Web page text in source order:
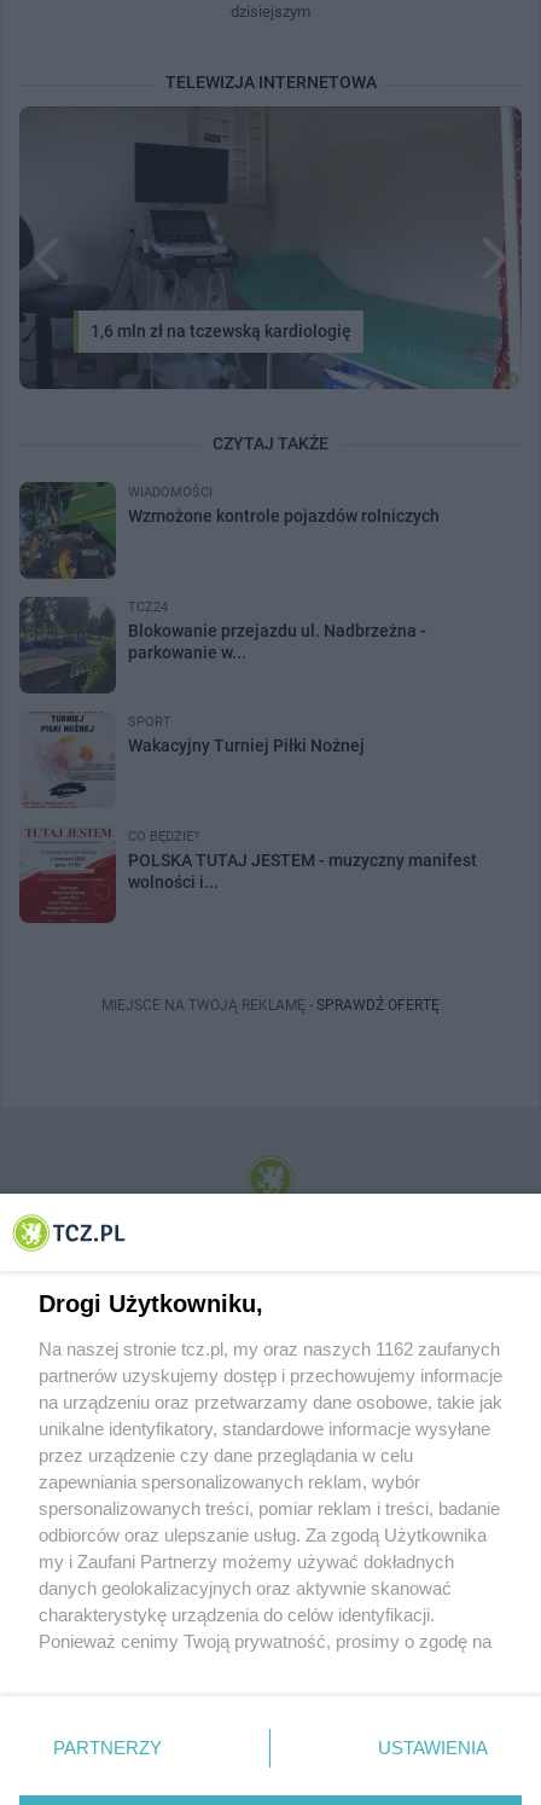
dzisiejszym
TELEWIZJA INTERNETOWA
1,6 mln zł na tczewską kardiologię
CZYTAJ TAKŻE
WIADOMOŚCI
Wzmożone kontrole pojazdów rolniczych
TCZ24
Blokowanie przejazdu ul. Nadbrzeżna -
parkowanie w...
SPORT
Wakacyjny Turniej Piłki Nożnej
CO BĘDZIE?
POLSKA TUTAJ JESTEM - muzyczny manifest
wolności i...
MIEJSCE NA TWOJĄ REKLAMĘ - SPRAWDŹ OFERTĘ
© 2001-2026 Tczew - TCZ.PL Sp. z o.o. Internetowy Serwis Informacyjny Miasta
O FIRMIE POLITYKA PRYWATNOŚCI HOSTING
REKLAMA WSPÓŁPRACA RSS FACEBOOK KONTAKT
Nasze serwisy
Aktualności
Tcz24
Historia miasta
Muzyka i kultura
Archiwum wydarzeń
Zdjęcia miasta
Drogi Użytkowniku,
Na naszej stronie tcz.pl, my oraz naszych 1162 zaufanych
partnerów uzyskujemy dostęp i przechowujemy informacje
na urządzeniu oraz przetwarzamy dane osobowe, takie jak
unikalne identyfikatory, standardowe informacje wysyłane
przez urządzenie czy dane przeglądania w celu
zapewniania spersonalizowanych reklam, wybór
spersonalizowanych treści, pomiar reklam i treści, badanie
odbiorców oraz ulepszanie usług. Za zgodą Użytkownika
my i Zaufani Partnerzy możemy używać dokładnych
danych geolokalizacyjnych oraz aktywnie skanować
charakterystykę urządzenia do celów identyfikacji.
Ponieważ cenimy Twoją prywatność, prosimy o zgodę na
znajdujący się w lewym dolnym rogu strony
. Niektóre
PARTNERZY USTAWIENIA